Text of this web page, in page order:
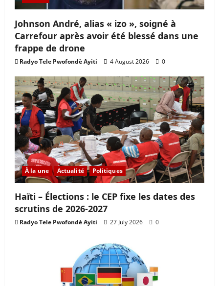
Johnson André, alias « izo », soigné à
Carrefour après avoir été blessé dans une
frappe de drone
Radyo Tele Pwofondè Ayiti 4 August 2026 0
À la une Actualité Politiques
Haïti – Élections : le CEP fixe les dates des
scrutins de 2026-2027
Radyo Tele Pwofondè Ayiti 27 July 2026 0